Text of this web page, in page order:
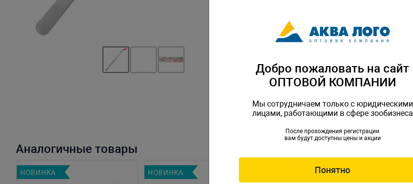
Аналогичные товары
НОВИНКА НОВИНКА
Добро пожаловать на сайт
ОПТОВОЙ КОМПАНИИ
Мы сотрудничаем только с юридическими
лицами, работающими в сфере зообизнеса
После прохождения регистрации
вам будут доступны цены и акции
Понятно